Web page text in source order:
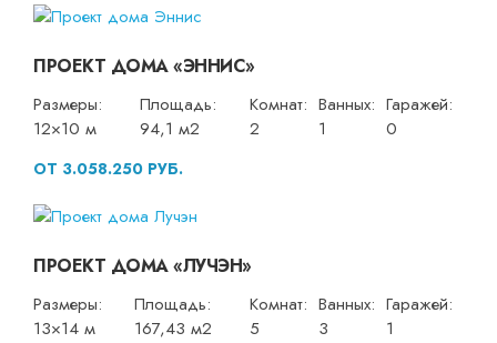
ПРОЕКТ ДОМА «ЭННИС»
Размеры:
12×10 м
Площадь:
94,1 м2
Комнат:
2
Ванных:
1
Гаражей:
0
ОТ 3.058.250 РУБ.
ПРОЕКТ ДОМА «ЛУЧЭН»
Размеры:
13×14 м
Площадь:
167,43 м2
Комнат:
5
Ванных:
3
Гаражей:
1